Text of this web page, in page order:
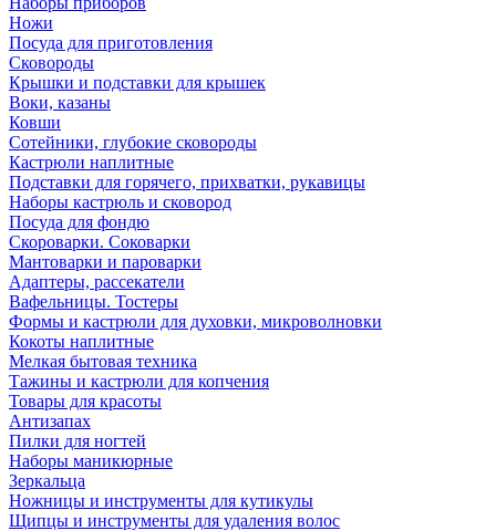
Ножи
Посуда для приготовления
Сковороды
Крышки и подставки для крышек
Воки, казаны
Ковши
Сотейники, глубокие сковороды
Кастрюли наплитные
Подставки для горячего, прихватки, рукавицы
Наборы кастрюль и сковород
Посуда для фондю
Скороварки. Соковарки
Мантоварки и пароварки
Адаптеры, рассекатели
Вафельницы. Тостеры
Формы и кастрюли для духовки, микроволновки
Кокоты наплитные
Мелкая бытовая техника
Тажины и кастрюли для копчения
Товары для красоты
Антизапах
Пилки для ногтей
Наборы маникюрные
Зеркальца
Ножницы и инструменты для кутикулы
Щипцы и инструменты для удаления волос